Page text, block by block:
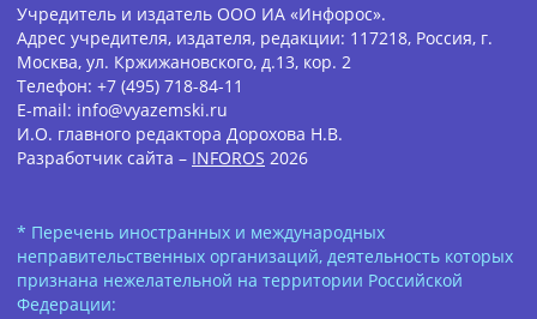
Учредитель и издатель ООО ИА «Инфорос».
Адрес учредителя, издателя, редакции: 117218, Россия, г.
Москва, ул. Кржижановского, д.13, кор. 2
Телефон: +7 (495) 718-84-11
E-mail: info@vyazemski.ru
И.О. главного редактора Дорохова Н.В.
Разработчик сайта – INFOROS 2026
* Перечень иностранных и международных
неправительственных организаций, деятельность которых
признана нежелательной на территории Российской
Федерации: